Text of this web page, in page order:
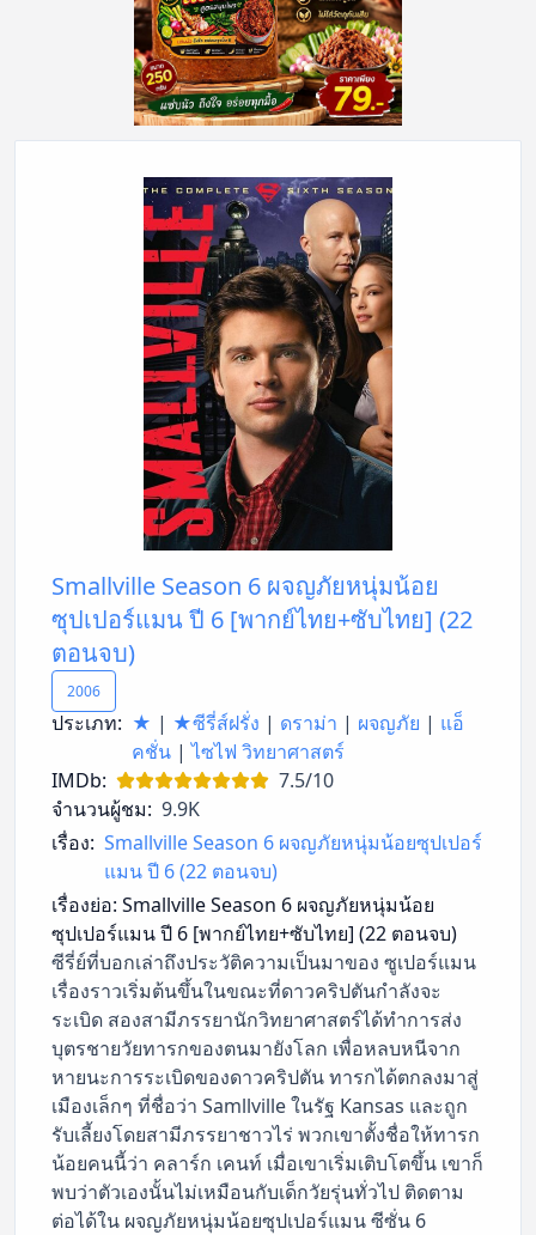
Smallville Season 6 ผจญภัยหนุ่มน้อย
ซุปเปอร์แมน ปี 6 [พากย์ไทย+ซับไทย] (22
ตอนจบ)
2006
ประเภท: ★ | ★ซีรี่ส์ฝรั่ง | ดราม่า | ผจญภัย | แอ็
คชั่น |ไซไฟ วิทยาศาสตร์
IMDb:
7.5/10
จำนวนผู้ชม: 9.9K
เรื่อง: Smallville Season 6 ผจญภัยหนุ่มน้อยซุปเปอร์
แมน ปี 6 (22 ตอนจบ)
เรื่องย่อ: Smallville Season 6 ผจญภัยหนุ่มน้อย
ซุปเปอร์แมน ปี 6 [พากย์ไทย+ซับไทย] (22 ตอนจบ)
ซีรี่ย์ที่บอกเล่าถึงประวัติความเป็นมาของ ซูเปอร์แมน
เรื่องราวเริ่มต้นขึ้นในขณะที่ดาวคริปตันกำลังจะ
ระเบิด สองสามีภรรยานักวิทยาศาสตร์ได้ทำการส่ง
บุตรชายวัยทารกของตนมายังโลก เพื่อหลบหนีจาก
หายนะการระเบิดของดาวคริปตัน ทารกได้ตกลงมาสู่
เมืองเล็กๆ ที่ชื่อว่า Samllville ในรัฐ Kansas และถูก
รับเลี้ยงโดยสามีภรรยาชาวไร่ พวกเขาตั้งชื่อให้ทารก
น้อยคนนี้ว่า คลาร์ก เคนท์ เมื่อเขาเริ่มเติบโตขึ้น เขาก็
พบว่าตัวเองนั้นไม่เหมือนกับเด็กวัยรุ่นทั่วไป ติดตาม
ต่อได้ใน ผจญภัยหนุ่มน้อยซุปเปอร์แมน ซีซั่น 6